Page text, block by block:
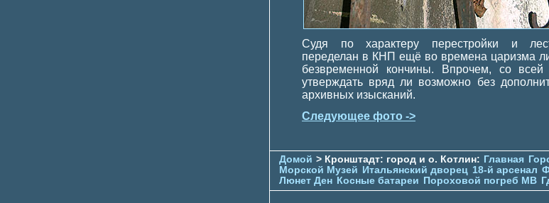
Судя по характеру перестройки и
переделан в КНП ещё во времена царизма
безвременной кончины. Впрочем, со всей
утверждать вряд ли возможно без
архивных изысканий.
Следующее фото ->
Домой > Кронштадт: город и о. Котлин: Главная
Морской Музей Итальянский дворец 18-й арсенал
Люнет Ден Косные батареи Пороховой погреб МВ